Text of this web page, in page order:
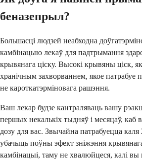
беназепрыл?
Большасці людзей неабходна
камбінацыю лекаў для падтрымання
крывянага ціску. Высокі крывяны ціск,
хранічным захворваннем, якое патрабуе
не кароткатэрміновага рашэння.
Ваш лекар будзе кантраляваць вашу
першых некалькіх тыдняў і месяцаў, каб
дозу для вас. Звычайна патрабуецца
убачыць поўны эфект зніжэння
камбінацыі, таму не хвалюйцеся, калі